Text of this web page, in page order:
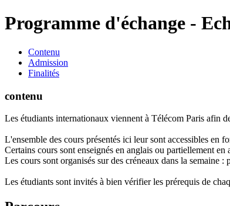
Programme d'échange -
Contenu
Admission
Finalités
contenu
Les étudiants internationaux viennent à Télécom Paris afin
L'ensemble des cours présentés ici leur sont accessibles en
Certains cours sont enseignés en anglais ou partiellement
Les cours sont organisés sur des créneaux dans la semaine
Les étudiants sont invités à bien vérifier les prérequis de